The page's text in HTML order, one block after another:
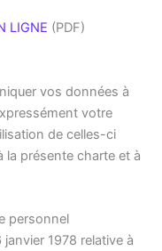
LIGNE (PDF)
vos données à
votre
de celles-ci
présente charte et à
personnel
1978 relative à